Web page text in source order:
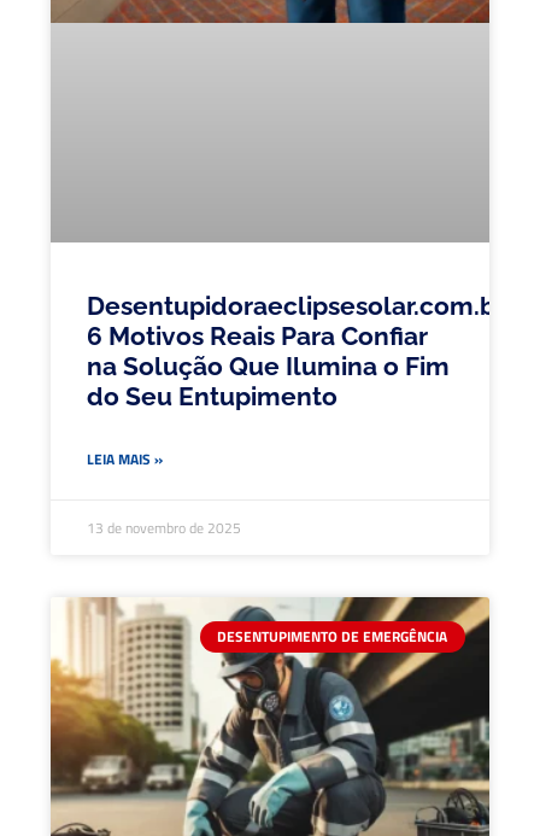
Desentupidoraeclipsesolar.com.br:
6 Motivos Reais Para Confiar
na Solução Que Ilumina o Fim
do Seu Entupimento
LEIA MAIS »
13 de novembro de 2025
DESENTUPIMENTO DE EMERGÊNCIA